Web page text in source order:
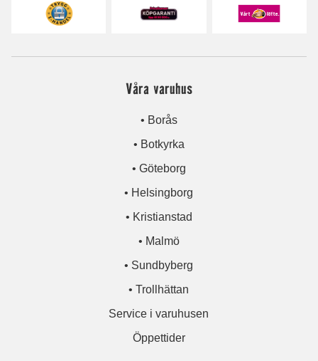
Våra varuhus
• Borås
• Botkyrka
• Göteborg
• Helsingborg
• Kristianstad
• Malmö
• Sundbyberg
• Trollhättan
Service i varuhusen
Öppettider